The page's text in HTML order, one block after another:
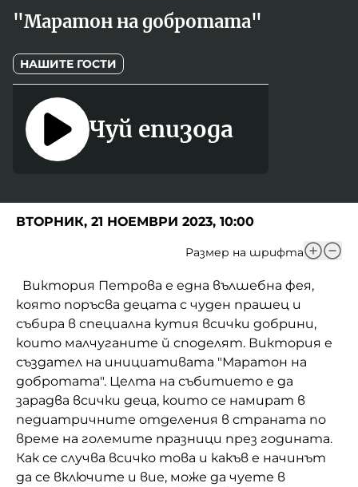
Фантазирай
Приказки
История на изкуството
Музикална кутийка
От соул до рокендрол
Яйцето на света
Златната ябълка
Непознатите думи
Като Айнщайн
Домашен любимец
Питаме Ви
До ре ми
Игри
Кои сме ние?
За вас, родители
БНР
БНР Новини
Архивен фонд на БНР
"Маратон на добротата"
НАШИТЕ ГОСТИ
Чуй епизода
ВТОРНИК, 21 НОЕМВРИ 2023, 10:00
Размер на шрифта
Виктория Петрова е една вълшебна фея,
която поръсва децата с чуден прашец и
събира в специална кутия всички добрини,
които малчуганите й споделят. Виктория е
създател на инициативата "Маратон на
добротата". Целта на събитието е да
зарадва всички деца, които се намират в
педиатричните отделения в страната по
време на големите празници през годината.
Как се случва всичко това и какъв е начинът
да се включите и вие, може да чуете в